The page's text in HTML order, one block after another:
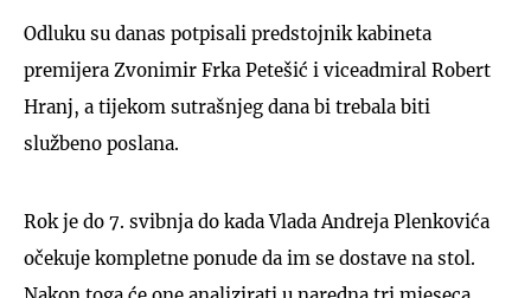
Odluku su danas potpisali predstojnik kabineta
premijera Zvonimir Frka Petešić i viceadmiral Robert
Hranj, a tijekom sutrašnjeg dana bi trebala biti
službeno poslana.
Rok je do 7. svibnja do kada Vlada Andreja Plenkovića
očekuje kompletne ponude da im se dostave na stol.